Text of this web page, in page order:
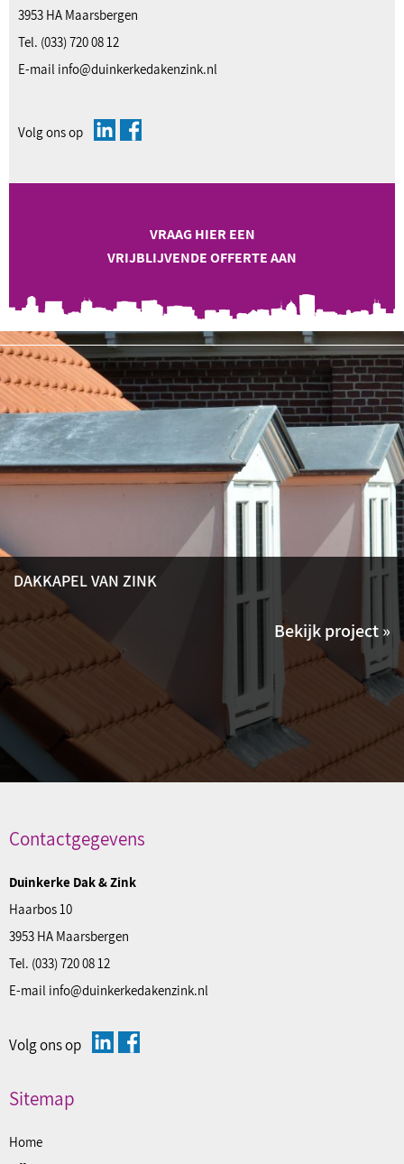
3953 HA Maarsbergen
Tel. (033) 720 08 12
E-mail info@duinkerkedakenzink.nl
Volg ons op
VRAAG HIER EEN
VRIJBLIJVENDE OFFERTE AAN
DAKKAPEL VAN ZINK
Bekijk project »
Contactgegevens
Duinkerke Dak & Zink
Haarbos 10
3953 HA Maarsbergen
Tel. (033) 720 08 12
E-mail info@duinkerkedakenzink.nl
Volg ons op
Sitemap
Home